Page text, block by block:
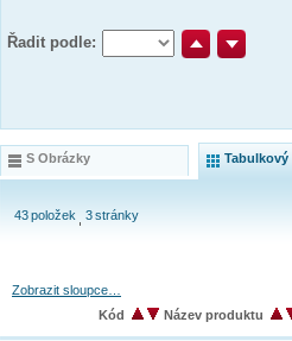
Řadit podle:
S Obrázky Tabulkový
43položek 3stránky
Zobrazit sloupce…
Kód
Název produktu